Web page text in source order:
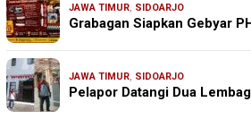
JAWA TIMUR, SIDOARJO
Grabagan Siapkan Gebyar
JAWA TIMUR, SIDOARJO
Pelapor Datangi Dua